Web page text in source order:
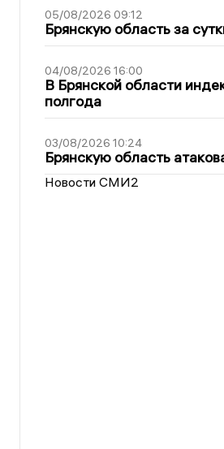
05/08/2026 09:12
Брянскую область за
04/08/2026 16:00
В Брянской области
полгода
03/08/2026 10:24
Брянскую область
Новости СМИ2